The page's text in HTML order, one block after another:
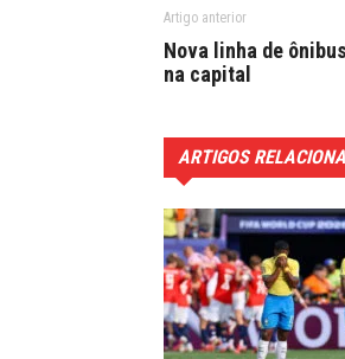
Artigo anterior
Nova linha de
na capital
ARTIGOS